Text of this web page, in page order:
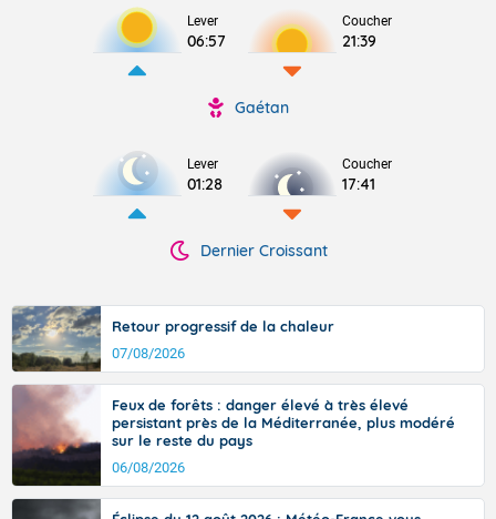
Lever
06:57
Coucher
21:39
Gaétan
Lever
01:28
Coucher
17:41
Dernier Croissant
Retour progressif de la chaleur
07/08/2026
Feux de forêts : danger élevé à très élevé
persistant près de la Méditerranée, plus modéré
sur le reste du pays
06/08/2026